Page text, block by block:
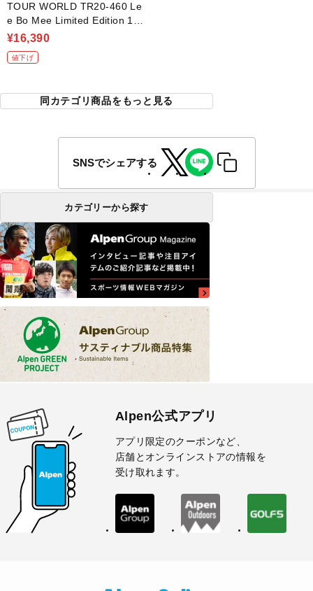
TOUR WORLD TR20-460 Le
e Bo Mee Limited Edition 1W
10.5° R VIZARD FD-5
¥16,390
値下げ
同カテゴリ商品をもっと見る
SNSでシェアする
カテゴリーから探す
Alpen公式アプリ
アプリ限定のクーポンなど、
店舗とオンラインストアの情報を
受け取れます。